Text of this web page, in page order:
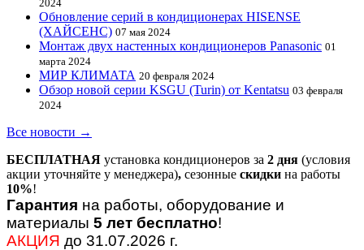
2024
Обновление серий в кондиционерах HISENSE
(ХАЙСЕНС) 07 мая 2024
Монтаж двух настенных кондиционеров Panasonic 01
марта 2024
МИР КЛИМАТА 20 февраля 2024
Обзор новой серии KSGU (Turin) от Kentatsu 03 февраля
2024
Все новости →
БЕСПЛАТНАЯ установка кондиционеров за 2 дня (условия
акции уточняйте у менеджера), сезонные скидки на работы
10%!
Гарантия на работы, оборудование и
материалы 5 лет бесплатно!
АКЦИЯ до 31.07.2026 г.